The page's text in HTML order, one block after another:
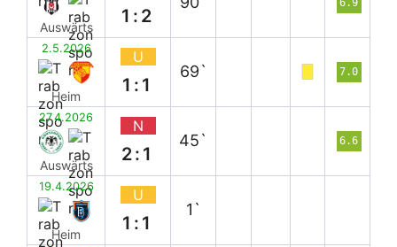
Auswärts
1:2
2.5.2026
Heim
U
1:1
69` 7.0
27.4.2026
Auswärts
N
2:1
45` 6.6
19.4.2026
Heim
U
1:1
1`